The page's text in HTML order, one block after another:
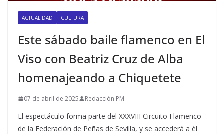
ACTUALIDAD CULTURA
Este sábado baile flamenco en El
Viso con Beatriz Cruz de Alba
homenajeando a Chiquetete
07 de abril de 2025 Redacción PM
El espectáculo forma parte del XXXVIII Circuito Flamenco
de la Federación de Peñas de Sevilla, y se accederá a él